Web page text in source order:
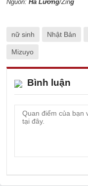
Nguồn: Hà Lương/Zing
nữ sinh Nhật Bản
Mizuyo
Bình luận